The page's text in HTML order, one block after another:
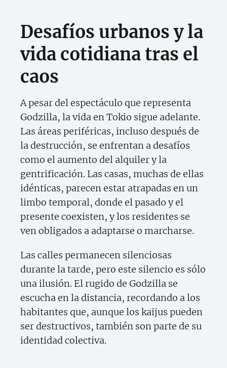
Desafíos urbanos y la
vida cotidiana tras el
caos
A pesar del espectáculo que representa
Godzilla, la vida en Tokio sigue adelante.
Las áreas periféricas, incluso después de
la destrucción, se enfrentan a desafíos
como el aumento del alquiler y la
gentrificación. Las casas, muchas de ellas
idénticas, parecen estar atrapadas en un
limbo temporal, donde el pasado y el
presente coexisten, y los residentes se
ven obligados a adaptarse o marcharse.
Las calles permanecen silenciosas
durante la tarde, pero este silencio es sólo
una ilusión. El rugido de Godzilla se
escucha en la distancia, recordando a los
habitantes que, aunque los kaijus pueden
ser destructivos, también son parte de su
identidad colectiva.